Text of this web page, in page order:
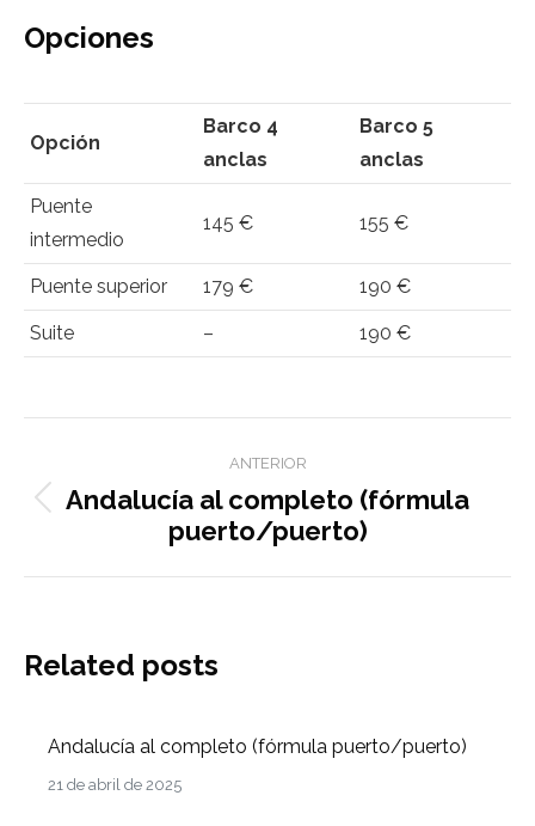
Opciones
Opción
Barco 4
anclas
Barco 5
anclas
Puente
intermedio
145 € 155 €
Puente superior 179 € 190 €
Suite – 190 €
de
entradas
ANTERIOR
Entrada
anterior:
Andalucía al completo (fórmula
puerto/puerto)
Related posts
Andalucía al completo (fórmula puerto/puerto)
21 de abril de 2025